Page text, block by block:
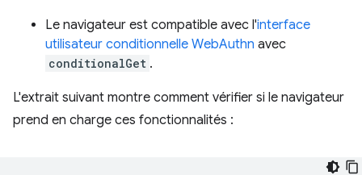
Le navigateur est compatible avec l'interface
utilisateur conditionnelle WebAuthn avec
conditionalGet .
L'extrait suivant montre comment vérifier si le navigateur
prend en charge ces fonctionnalités :